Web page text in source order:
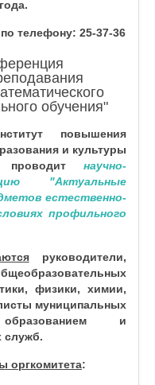
телефону: 25-37-36
обучения"
повышения
и культуры
проводит научно-
"Актуальные
естественно-
профильного
руководители,
физики, химии,
муниципальных
и
служб.
оргкомитета: